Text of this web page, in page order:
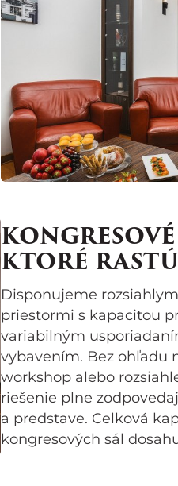
KTORÉ
Disponujeme
priestormi s kapacitou
variabilným
vybavením. Bez ohľadu
workshop alebo
riešenie plne
a predstave. Celková
kongresových sál